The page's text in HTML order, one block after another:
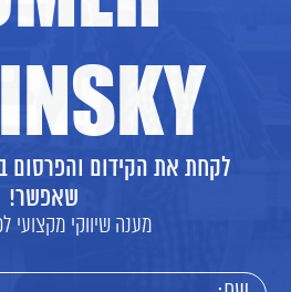
לקחת את הקידום והפרסום
שאפשר!
מענה שיווקי מקצועי